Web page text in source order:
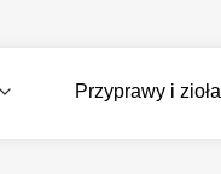
Przyprawy i zioła